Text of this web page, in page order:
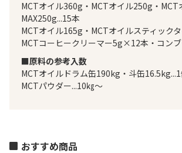
MCTオイル360g・MCTオイル250g・MCT
MAX250g...15本
MCTオイル165g・MCTオイルスティック
MCTコーヒークリーマー5g×12本・コン
■原料の参考入数
MCTオイルドラム缶190kg・斗缶
MCTパウダー...10㎏〜
おすすめ商品